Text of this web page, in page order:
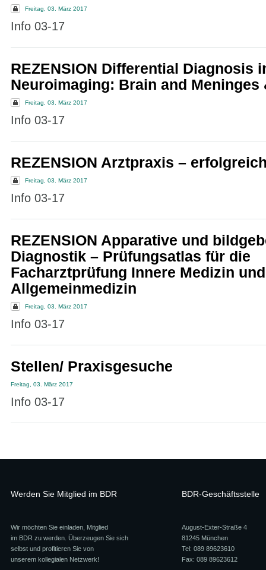
Freitag, 03. März 2017
Info 03-17
REZENSION Differential Diagnosis
Neuroimaging: Brain and Meninges
Freitag, 03. März 2017
Info 03-17
REZENSION Arztpraxis –
Freitag, 03. März 2017
Info 03-17
REZENSION Apparative und
Diagnostik – Prüfungsatlas für die
Facharztprüfung Innere Medizin und
Allgemeinmedizin
Freitag, 03. März 2017
Info 03-17
Stellen/ Praxisgesuche
Freitag, 03. März 2017
Info 03-17
Werden Sie Mitglied im BDR
Wir möchten Sie einladen, Mitglied
im BDR zu werden. Überzeugen Sie sich
selbst und profitieren Sie von
unserem kollegialen Netzwerk!
BDR-Geschäftsstelle
August-Exter-Straße 4
81245 München
Tel: 089 89623610
Fax: 089 89623612